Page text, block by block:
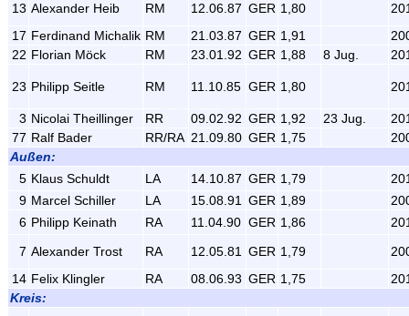
13 Alexander Heib RM 12.06.87 GER 1,80
17 Ferdinand Michalik RM 21.03.87 GER 1,91
22 Florian Möck RM 23.01.92 GER 1,88 8 Jug.
23 Philipp Seitle RM 11.10.85 GER 1,80
3 Nicolai Theillinger RR 09.02.92 GER 1,92 23 Jug.
77 Ralf Bader RR/RA 21.09.80 GER 1,75
Außen:
5 Klaus Schuldt LA 14.10.87 GER 1,79
9 Marcel Schiller LA 15.08.91 GER 1,89
6 Philipp Keinath RA 11.04.90 GER 1,86
7 Alexander Trost RA 12.05.81 GER 1,79
14 Felix Klingler RA 08.06.93 GER 1,75
Kreis: